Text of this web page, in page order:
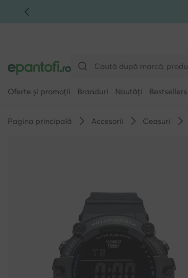
TRECI LA CONȚINUTUL PRINCIPAL
Oferte și promoții Branduri Noutăți Bestsellers
Pagina principală Accesorii Ceasuri